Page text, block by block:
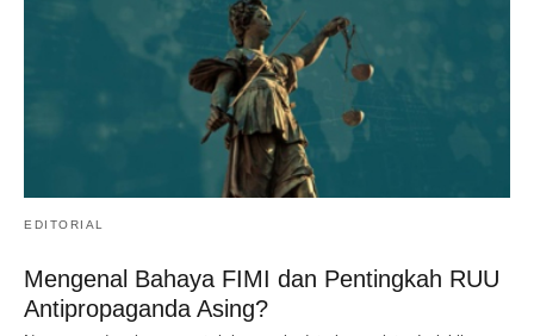
EDITORIAL
Mengenal Bahaya FIMI dan Pentingkah RUU
Antipropaganda Asing?